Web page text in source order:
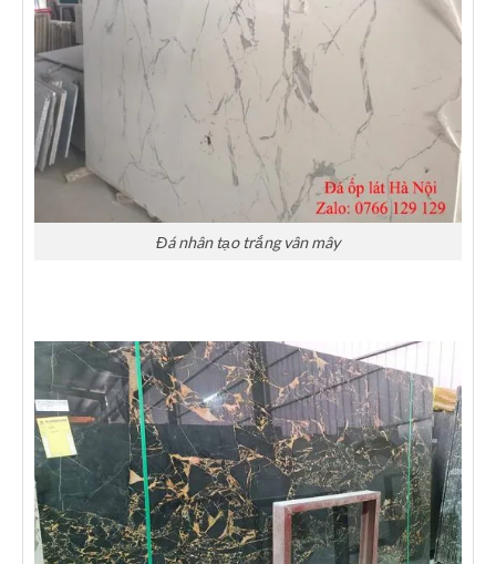
Đá nhân tạo trắng vân mây